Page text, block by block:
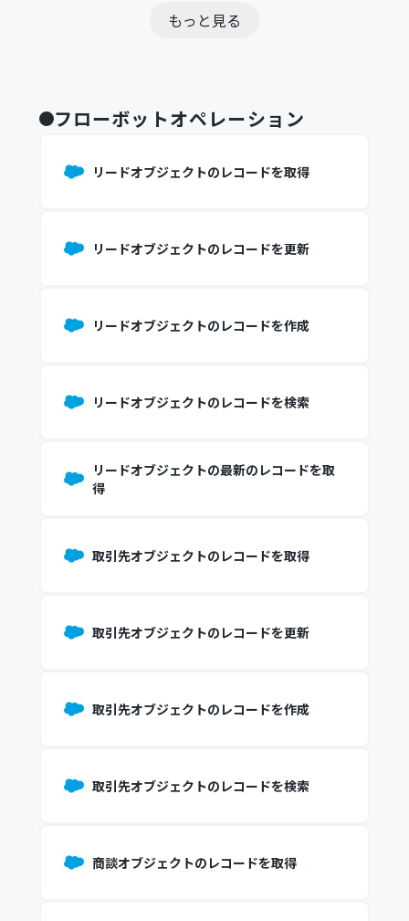
もっと見る
フローボットオペレーション
リードオブジェクトのレコードを取得
リードオブジェクトのレコードを更新
リードオブジェクトのレコードを作成
リードオブジェクトのレコードを検索
リードオブジェクトの最新のレコードを取
得
取引先オブジェクトのレコードを取得
取引先オブジェクトのレコードを更新
取引先オブジェクトのレコードを作成
取引先オブジェクトのレコードを検索
商談オブジェクトのレコードを取得